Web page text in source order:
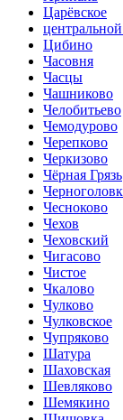
Царёвское
Цибино
Часовня
Часцы
Чашниково
Челобитьево
Чемодурово
Черепково
Черкизово
Чёрная Грязь
Чесноково
Чехов
Чеховский
Чигасово
Чистое
Чкалово
Чулково
Чулковское
Чупряково
Шатура
Шаховская
Шевляково
Шемякино